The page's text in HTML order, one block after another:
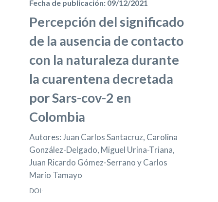
Fecha de publicación: 09/12/2021
Percepción del significado
de la ausencia de contacto
con la naturaleza durante
la cuarentena decretada
por Sars-cov-2 en
Colombia
Autores: Juan Carlos Santacruz, Carolina
González-Delgado, Miguel Urina-Triana,
Juan Ricardo Gómez-Serrano y Carlos
Mario Tamayo
DOI: